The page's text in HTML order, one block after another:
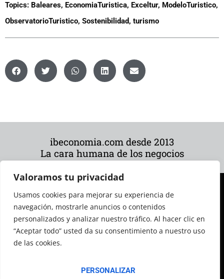
Valoramos tu privacidad
Usamos cookies para mejorar su experiencia de
navegación, mostrarle anuncios o contenidos
personalizados y analizar nuestro tráfico. Al hacer clic en
“Aceptar todo” usted da su consentimiento a nuestro uso
de las cookies.
PERSONALIZAR
Topics: Baleares, EconomiaTuristica, Exceltur, ModeloTuristico,
ObservatorioTuristico, Sostenibilidad, turismo
ibeconomia.com desde 2013
La cara humana de los negocios